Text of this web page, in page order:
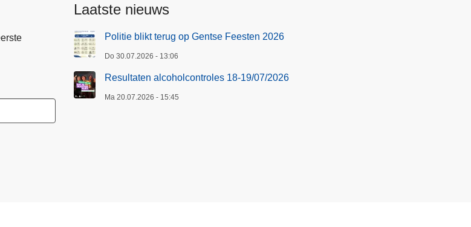
Laatste nieuws
Politie blikt terug op Gentse Feesten 2026
Do 30.07.2026 - 13:06
Resultaten alcoholcontroles 18-19/07/2026
Ma 20.07.2026 - 15:45